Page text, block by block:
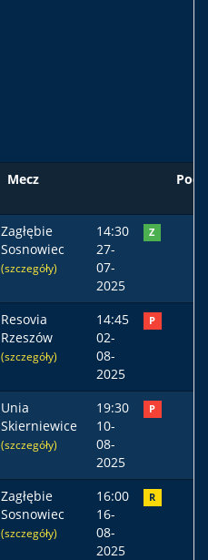
Mecz
Zagłębie
Sosnowiec
(szczegóły)
14:30
27-
07-
2025
Z
Resovia
Rzeszów
(szczegóły)
14:45
02-
08-
2025
P
Unia
Skierniewice
(szczegóły)
19:30
10-
08-
2025
P
Zagłębie
Sosnowiec
(szczegóły)
16:00
16-
08-
2025
R